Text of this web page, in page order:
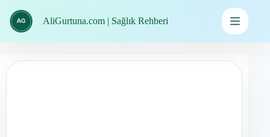
geç
AliGurtuna.com | Sağlık Rehberi